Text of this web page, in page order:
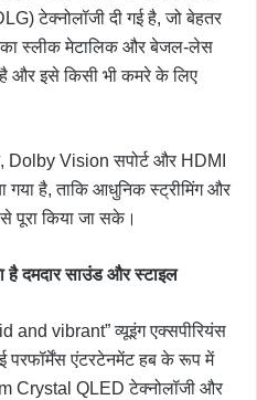
टेक्नोलॉजी दी गई है, जो बेहतर
स्लीक मेटालिक और बेजल-लेस
और इसे किसी भी कमरे के लिए
Vision सपोर्ट और HDMI
गया है, ताकि आधुनिक स्ट्रीमिंग और
पूरा किया जा सके।
हैदमदारसाउंडऔरस्टाइल
vibrant” व्यूइंग एक्सपीरियंस
परफॉर्मेंस एंटरटेनमेंट हब के रूप में
Crystal QLED टेक्नोलॉजी और